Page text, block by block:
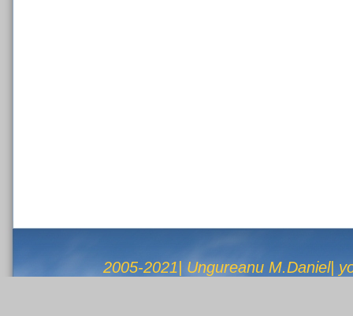
2005-2021| Ungureanu M.Daniel|